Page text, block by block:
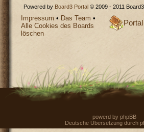
Powered by Board3 Portal © 2009 - 2011
Portal
Impressum • Das Team •
Alle Cookies des Boards
löschen
powerd by phpBB
Deutsche Übersetzung durch